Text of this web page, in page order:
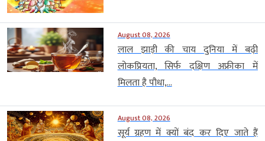
August 08, 2026
लाल झाड़ी की चाय दुनिया में बढ़ी
लोकप्रियता, सिर्फ दक्षिण अफ्रीका में
मिलता है पौधा,...
August 08, 2026
सूर्य ग्रहण में क्यों बंद कर दिए जाते हैं